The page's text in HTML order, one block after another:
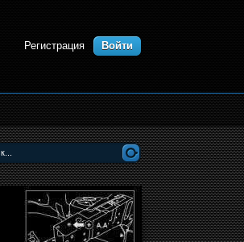
Регистрация Войти